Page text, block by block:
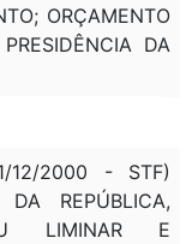
ORÇAMENTO
DA
12/2000 - STF)
DA REPÚBLICA,
LIMINAR E